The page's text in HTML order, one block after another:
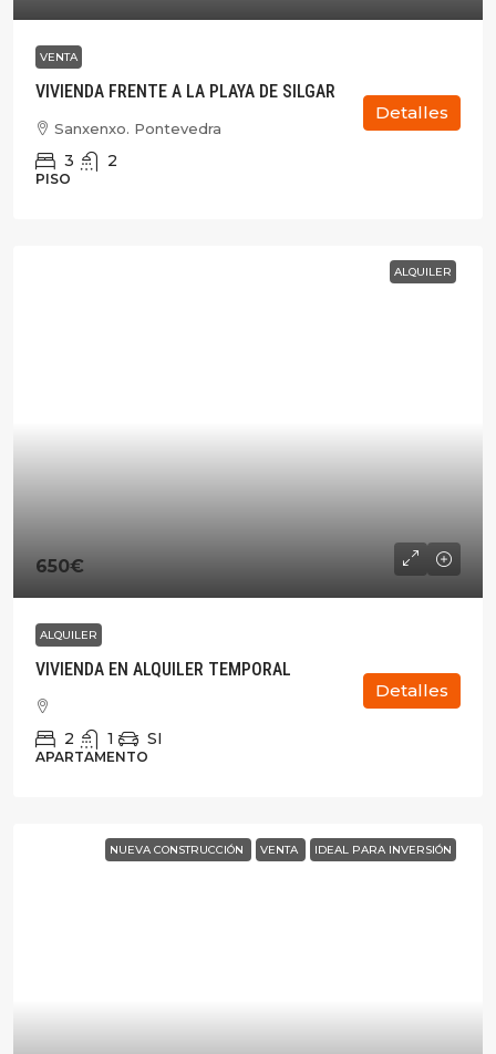
VENTA
VIVIENDA FRENTE A LA PLAYA DE SILGAR
Sanxenxo. Pontevedra
3 2
PISO
Detalles
ALQUILER
650€
ALQUILER
VIVIENDA EN ALQUILER TEMPORAL
2 1 SI
APARTAMENTO
Detalles
NUEVA CONSTRUCCIÓN VENTA IDEAL PARA INVERSIÓN